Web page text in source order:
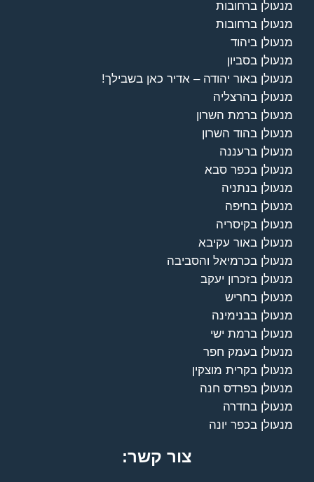
מנעולן ברחובות
מנעולן ברחובות
מנעולן ביהוד
מנעולן בסביון
מנעולן באור יהודה – אדיר כאן בשבילך!
מנעולן בהרצליה
מנעולן ברמת השרון
מנעולן בהוד השרון
מנעולן ברעננה
מנעולן בכפר סבא
מנעולן בנתניה
מנעולן בחיפה
מנעולן בקיסריה
מנעולן באור עקיבא
מנעולן בכרמיאל והסביבה
מנעולן בזכרון יעקב
מנעולן בחריש
מנעולן בבנימינה
מנעולן ברמת ישי
מנעולן בעמק חפר
מנעולן בקרית מוצקין
מנעולן בפרדס חנה
מנעולן בחדרה
מנעולן בכפר יונה
צור קשר: